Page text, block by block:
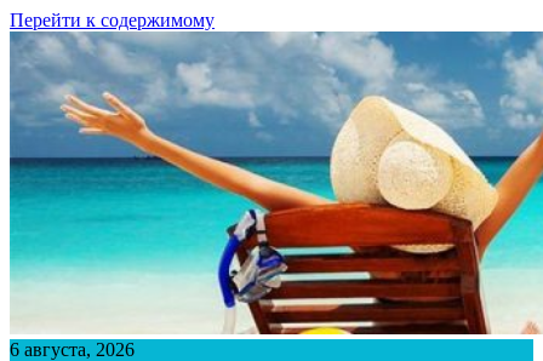
Перейти к содержимому
6 августа, 2026